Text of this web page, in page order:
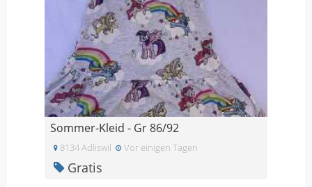
Sommer-Kleid - Gr 86/92
8134 Adliswil Vor einigen Tagen
Gratis